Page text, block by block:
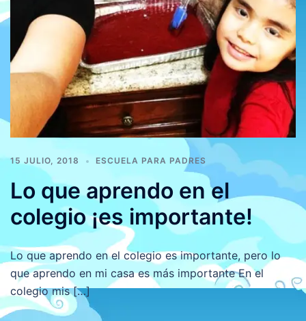
15 JULIO, 2018 ESCUELA PARA PADRES
Lo que aprendo en el
colegio ¡es importante!
Lo que aprendo en el colegio es importante, pero lo
que aprendo en mi casa es más importante En el
colegio mis […]